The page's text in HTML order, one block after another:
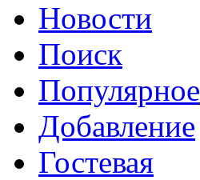
Новости
Поиск
Популярное
Добавление
Гостевая